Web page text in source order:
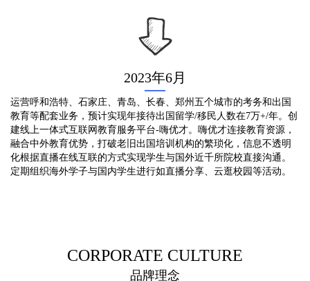
2023年6月
运营呼和浩特、石家庄、青岛、长春、郑州五个城市的考务和出国
教育等配套业务，预计实现年接待出国留学/移民人数在7万+/年。创
建线上一体式互联网教育服务平台-嗨优才。嗨优才连接教育资源，
融合中外教育优势，打破老旧出国培训机构的繁琐化，信息不透明
化根据直播在线互联的方式实现学生与国外近千所院校直接沟通。
定期组织海外学子与国内学生进行如直播分享、云逛校园等活动。
CORPORATE CULTURE
品牌理念